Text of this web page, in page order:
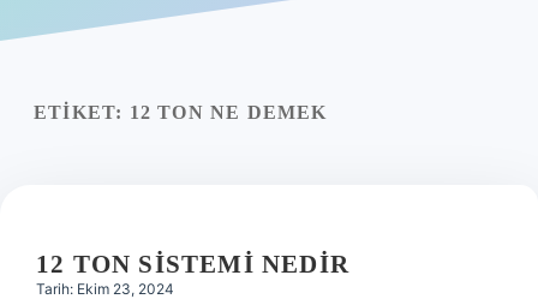
Yasal Uyarı
ETIKET: 12 TON NE DEMEK
12 TON SISTEMI NEDIR
Tarih: Ekim 23, 2024